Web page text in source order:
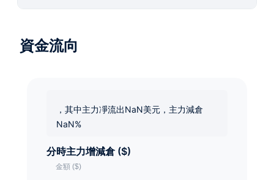
資金流向
，其中主力凈流出NaN美元，主力減倉
NaN%
分時主力增減倉 ($)